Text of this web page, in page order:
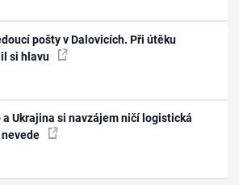
pošty v Dalovicích. Při útěku
si hlavu
a Ukrajina si navzájem ničí logistická